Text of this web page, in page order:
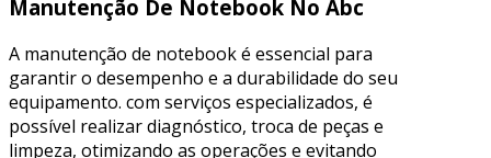
Manutenção De Notebook No Abc
A manutenção de notebook é essencial para
garantir o desempenho e a durabilidade do seu
equipamento. com serviços especializados, é
possível realizar diagnóstico, troca de peças e
limpeza, otimizando as operações e evitando